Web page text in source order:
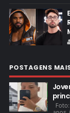
POSTAGENS